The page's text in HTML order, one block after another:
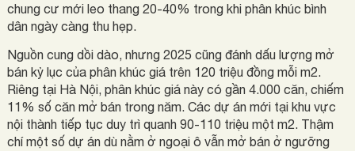
chung cư mới leo thang 20-40% trong khi phân khúc bình
dân ngày càng thu hẹp.
Nguồn cung dồi dào, nhưng 2025 cũng đánh dấu lượng mở
bán kỷ lục của phân khúc giá trên 120 triệu đồng mỗi m2.
Riêng tại Hà Nội, phân khúc giá này có gần 4.000 căn, chiếm
11% số căn mở bán trong năm. Các dự án mới tại khu vực
nội thành tiếp tục duy trì quanh 90-110 triệu một m2. Thậm
chí một số dự án dù nằm ở ngoại ô vẫn mở bán ở ngưỡng